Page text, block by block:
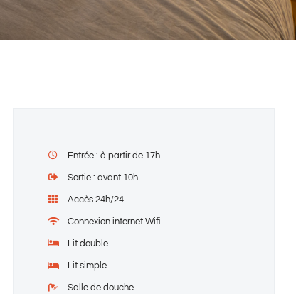
Entrée : à partir de 17h
Sortie : avant 10h
Accès 24h/24
Connexion internet Wifi
Lit double
Lit simple
Salle de douche